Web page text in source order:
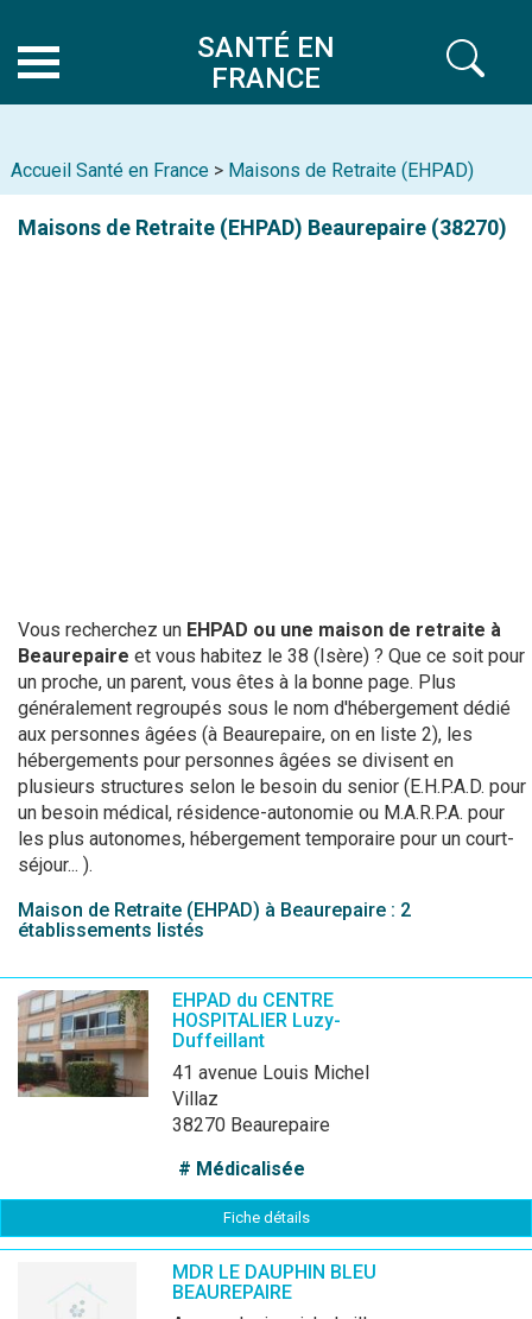
SANTÉ EN
FRANCE
Accueil Santé en France > Maisons de Retraite (EHPAD)
Maisons de Retraite (EHPAD) Beaurepaire (38270)
Vous recherchez un EHPAD ou une maison de retraite à
Beaurepaire et vous habitez le 38 (Isère) ? Que ce soit pour
un proche, un parent, vous êtes à la bonne page. Plus
généralement regroupés sous le nom d'hébergement dédié
aux personnes âgées (à Beaurepaire, on en liste 2), les
hébergements pour personnes âgées se divisent en
plusieurs structures selon le besoin du senior (E.H.P.A.D. pour
un besoin médical, résidence-autonomie ou M.A.R.P.A. pour
les plus autonomes, hébergement temporaire pour un court-
séjour... ).
Maison de Retraite (EHPAD) à Beaurepaire : 2
établissements listés
EHPAD du CENTRE
HOSPITALIER Luzy-
Duffeillant
41 avenue Louis Michel
Villaz
38270 Beaurepaire
# Médicalisée
Fiche détails
MDR LE DAUPHIN BLEU
BEAUREPAIRE